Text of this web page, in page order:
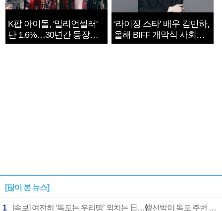
K팝 아이돌, '밀리언셀러'
단 1.6%…30년간 등장
1182개팀 전수조사
‘라이징 스타’ 배우 김민하,
올해 BIFF 개막식 사회자
확정
[많이 본 뉴스]
1 [속보] 여전히 ‘독도는 우리땅’ 외치는 日…韓선박이 독도 주변 해양조사 활동하자 반발